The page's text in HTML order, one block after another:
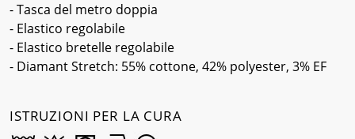
- Tasca del metro doppia
- Elastico regolabile
- Elastico bretelle regolabile
- Diamant Stretch: 55% cottone, 42% polyester, 3% EF
ISTRUZIONI PER LA CURA